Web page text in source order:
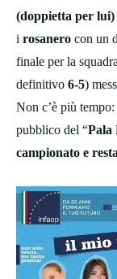
(doppietta per lui)
i rosanero con un
finale per la
definitivo 6-5)
Non c’è più
pubblico del “Pala
campionato e